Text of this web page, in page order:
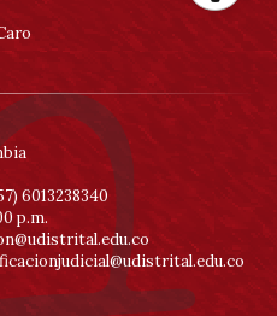
de
6013238340
p.m.